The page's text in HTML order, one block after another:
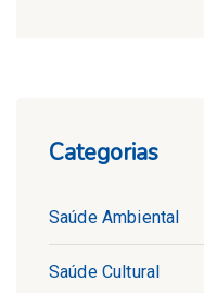
Categorias
Saúde Ambiental
Saúde Cultural